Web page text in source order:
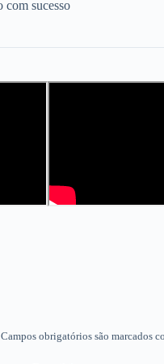
Campos obrigatórios são marcados